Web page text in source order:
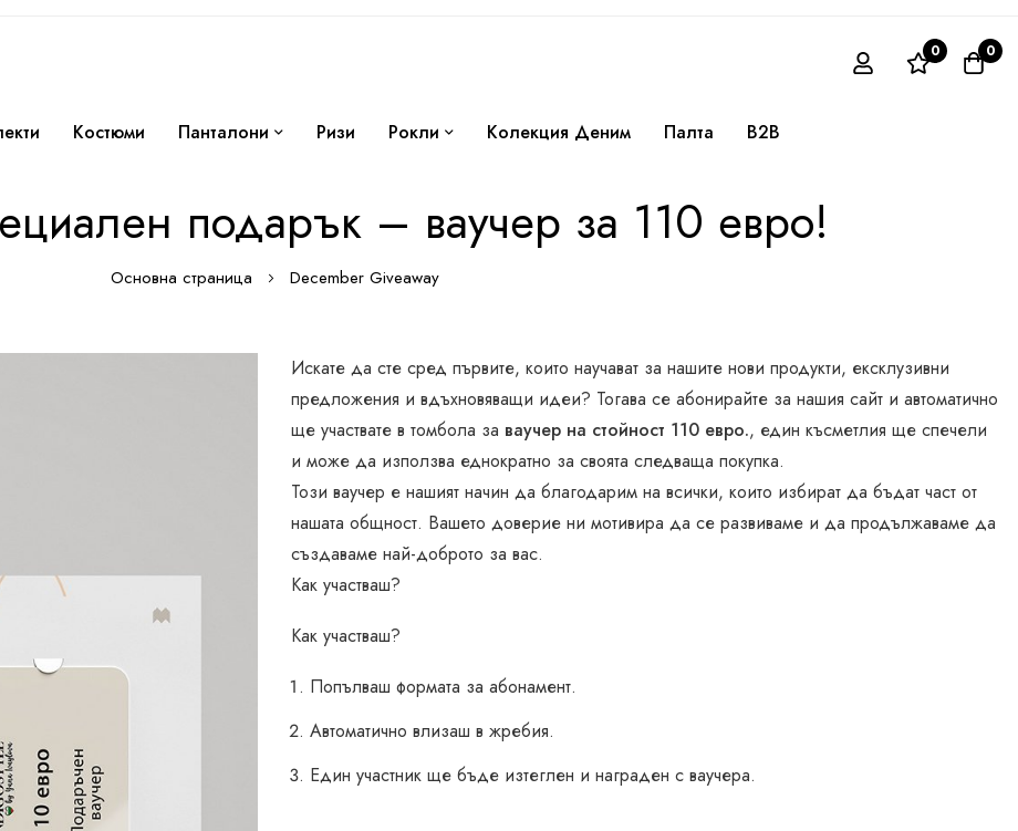
0 0
Костюми Панталони Ризи Рокли Колекция Деним Палта B2B
подарък – ваучер за 110 евро!
Основна страница December Giveaway
Искате да сте сред първите, които научават за нашите нови продукти, ексклузивни
предложения и вдъхновяващи идеи? Тогава се абонирайте за нашия сайт и автоматично
ще участвате в томбола за ваучер на стойност 110 евро., един късметлия ще спечели
и може да използва еднократно за своята следваща покупка.
Този ваучер е нашият начин да благодарим на всички, които избират да бъдат част от
нашата общност. Вашето доверие ни мотивира да се развиваме и да продължаваме да
създаваме най-доброто за вас.
Как участваш?
Как участваш?
Попълваш формата за абонамент.
Автоматично влизаш в жребия.
Един участник ще бъде изтеглен и награден с ваучера.